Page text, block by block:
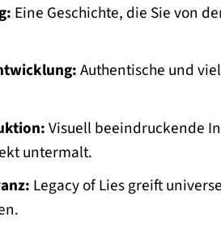
Eine Geschichte, die Sie von
Authentische und
Visuell beeindruckende
untermalt.
Legacy of Lies greift